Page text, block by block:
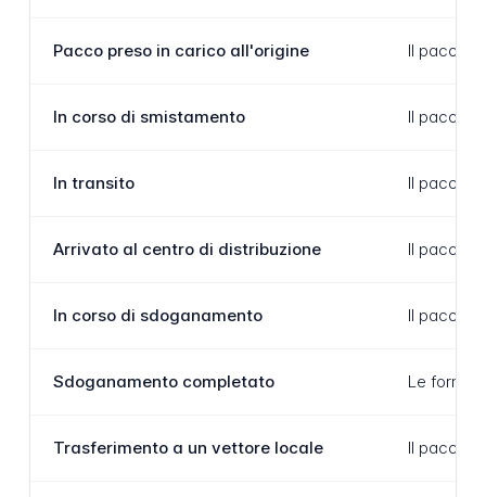
Pacco preso in carico all'origine Il pacco
In corso di smistamento Il pacco
In transito Il pacco
Arrivato al centro di distribuzione Il pacco
In corso di sdoganamento Il pacco
Sdoganamento completato Le
Trasferimento a un vettore locale Il pacco